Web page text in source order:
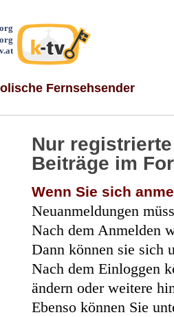
Fernsehsender
Nur
Beiträge im
Wenn Sie sich
Neuanmeldungen
Nach dem Anmelden
Dann können sie sich
Nach dem Einloggen
ändern oder weitere
Ebenso können Sie